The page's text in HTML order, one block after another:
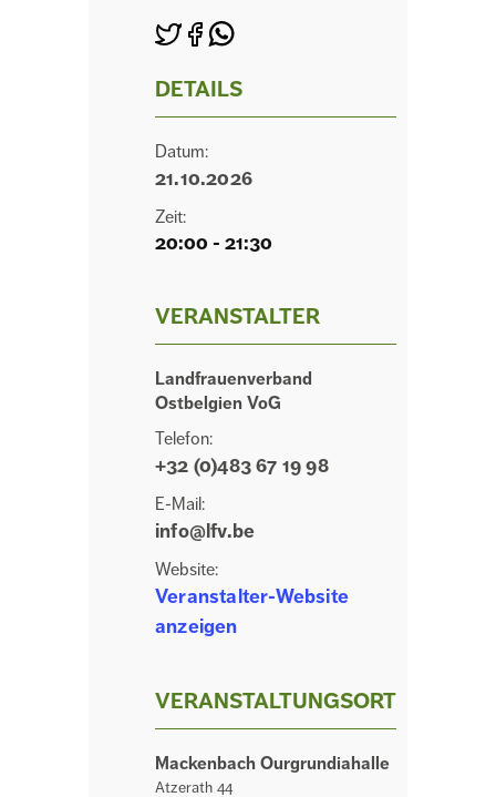
DETAILS
Datum:
21.10.2026
Zeit:
20:00 - 21:30
VERANSTALTER
Landfrauenverband
Ostbelgien VoG
Telefon:
+32 (0)483 67 19 98
E-Mail:
info@lfv.be
Website:
Veranstalter-Website
anzeigen
VERANSTALTUNGSORT
Mackenbach Ourgrundiahalle
Atzerath 44